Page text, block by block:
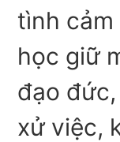
tình cảm
học giữ
đạo
xử việc,